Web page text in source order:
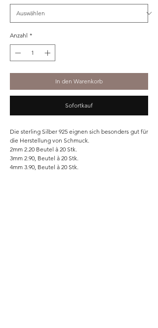
Anzahl *
In den Warenkorb
Sofortkauf
Die sterling Silber 925 eignen sich besonders gut für
die Herstellung von Schmuck.
2mm 2.20 Beutel à 20 Stk.
3mm 2.90, Beutel à 20 Stk.
4mm 3.90, Beutel à 20 Stk.